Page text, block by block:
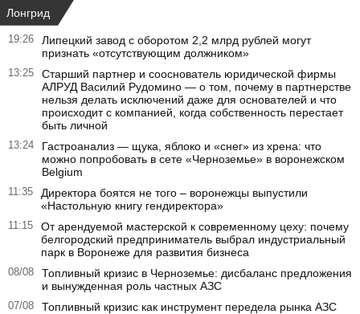
Лонгрид
19:26
Липецкий завод с оборотом 2,2 млрд рублей могут
признать «отсутствующим должником»
13:25
Старший партнер и сооснователь юридической фирмы
АЛРУД Василий Рудомино — о том, почему в партнерстве
нельзя делать исключений даже для основателей и что
происходит с компанией, когда собственность перестает
быть личной
13:24
Гастроанализ — щука, яблоко и «снег» из хрена: что
можно попробовать в сете «Черноземье» в воронежском
Belgium
11:35
Директора боятся не того – воронежцы выпустили
«Настольную книгу гендиректора»
11:15
От арендуемой мастерской к современному цеху: почему
белгородский предприниматель выбрал индустриальный
парк в Воронеже для развития бизнеса
08/08
Топливный кризис в Черноземье: дисбаланс предложения
и вынужденная роль частных АЗС
07/08 Топливный кризис как инструмент передела рынка АЗС